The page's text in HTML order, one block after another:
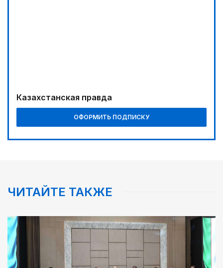
05:30
Каникулы в седле
00:00
Золото, рожденное трудом
Предвыборные теледебаты на Седьмом канале –
итоги онлайн-голосования
02:00
Требования к профессионализму повышаются
Казахстанская правда
ОФОРМИТЬ ПОДПИСКУ
ЧИТАЙТЕ ТАКЖЕ